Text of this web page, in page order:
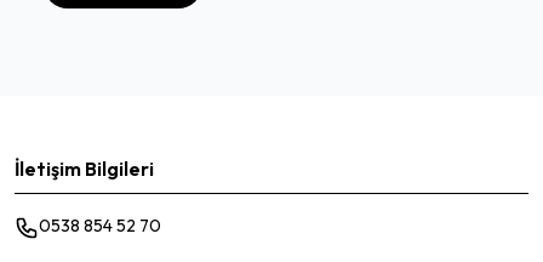
İletişim Bilgileri
0538 854 52 70